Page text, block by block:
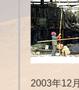
2003年12